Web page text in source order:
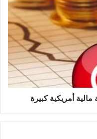
أمريكية كبيرة